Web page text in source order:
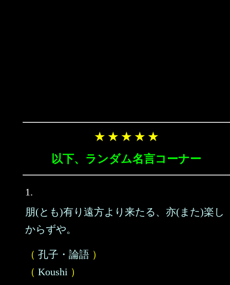
★ ★ ★ ★ ★
以下、ランダム名言コーナー
1.
朋(とも)有り遠方より来たる、亦(また)楽し
からずや。
（ 孔子・論語 ）
（ Koushi ）